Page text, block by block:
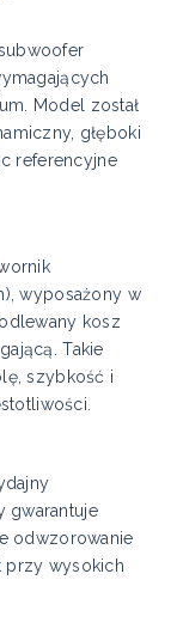
Model został
głęboki
referencyjne
wyposażony w
kosz
Takie
szybkość i
gwarantuje
odwzorowanie
przy wysokich